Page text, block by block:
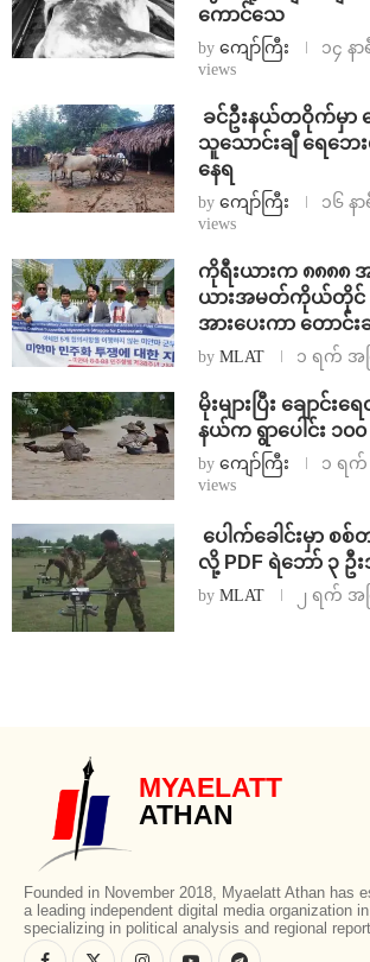
ကောင်သေ
by ကျော်ကြီး ၁၄ န
views
ခင်ဦးနယ်တဝိုက်မှာ
သူသောင်းချီ ရေဘေ
နေရ
by ကျော်ကြီး ၁၆ န
views
ကိုရီးယားက ၈၈၈၈
ယားအမတ်ကိုယ်တိုင်
အားပေးကာ တောင်
by MLAT ၁ ရက် အ
မိုးများပြီး ချော
နယ်က ရွာပေါင်း ၁၀၀
by ကျော်ကြီး ၁ ရ
views
ပေါက်ခေါင်းမှာ စ
လို့ PDF ရဲဘော် ၃ ဦ
by MLAT ၂ ရက် အ
MYAELATT
ATHAN
Founded in November 2018, Myaelatt Athan has
a leading independent digital media organization
specializing in political analysis and regional